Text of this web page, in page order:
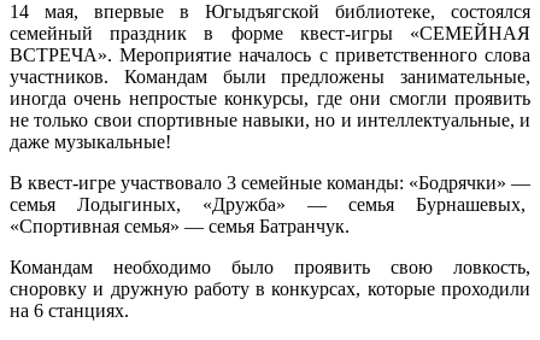
14 мая, впервые в Югыдъягской библиотеке, состоялся
семейный праздник в форме квест-игры «СЕМЕЙНАЯ
ВСТРЕЧА». Мероприятие началось с приветственного слова
участников. Командам были предложены занимательные,
иногда очень непростые конкурсы, где они смогли проявить
не только свои спортивные навыки, но и интеллектуальные, и
даже музыкальные!
В квест-игре участвовало 3 семейные команды: «Бодрячки» —
семья Лодыгиных, «Дружба» — семья Бурнашевых,
«Спортивная семья» — семья Батранчук.
Командам необходимо было проявить свою ловкость,
сноровку и дружную работу в конкурсах, которые проходили
на 6 станциях.